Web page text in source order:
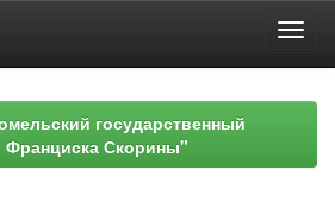
государственный
Франциска Скорины"